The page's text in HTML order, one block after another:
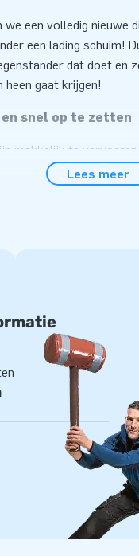
een volledig nieuwe
een lading schuim!
dat doet en
heen gaat krijgen!
snel op te zetten
makkelijk te
erin op en in een mum
komt compact verpakt
product lever je optimaal
Snow en bezorg
mensen voor JB
meer dan 15 jaar
ontwikkelaars
opblaasattracties op
onze klanten aan. Zij
Lees meer